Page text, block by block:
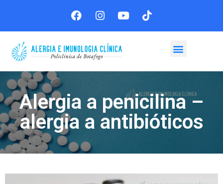
Alergia a penicilina –
alergia a antibióticos